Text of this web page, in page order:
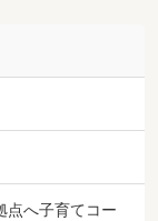
点へ子育てコー